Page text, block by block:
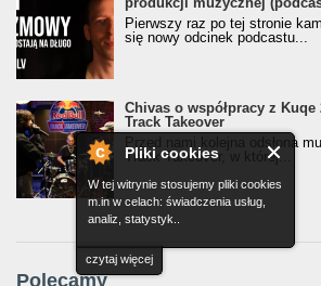
Pliki cookies
W tej witrynie stosujemy pliki cookies
m.in w celach: świadczenia usług,
analiz, statystyk..
czytaj więcej
Pierwszy raz po tej stronie
się nowy odcinek podcastu...
Chivas o współpracy z Kuqe
Track Takeover
Przed nami kolejna odsłona
Track Takeover, w której...
Polecamy